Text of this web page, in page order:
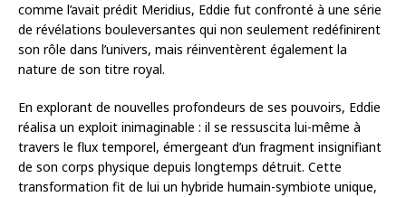
comme l’avait prédit Meridius, Eddie fut confronté à une série
de révélations bouleversantes qui non seulement redéfinirent
son rôle dans l’univers, mais réinventèrent également la
nature de son titre royal.
En explorant de nouvelles profondeurs de ses pouvoirs, Eddie
réalisa un exploit inimaginable : il se ressuscita lui-même à
travers le flux temporel, émergeant d’un fragment insignifiant
de son corps physique depuis longtemps détruit. Cette
transformation fit de lui un hybride humain-symbiote unique,